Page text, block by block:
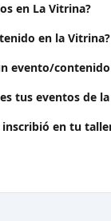
en La Vitrina?
en la Vitrina?